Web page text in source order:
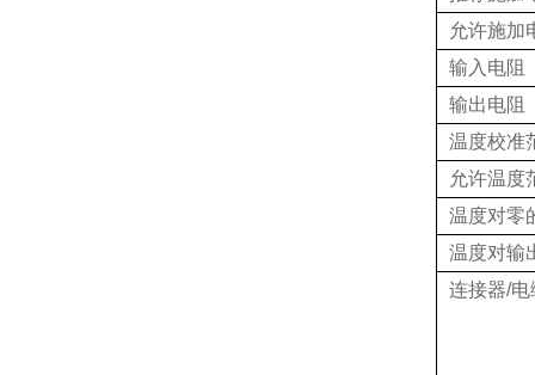
允许施加
输入电阻
输出电阻
温度校准
允许温度
温度对零
温度对输
连接器/电